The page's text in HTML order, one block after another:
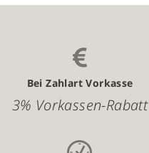
Bei Zahlart Vorkasse
3% Vorkassen-Rabatt